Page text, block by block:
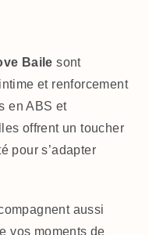
Baile sont
et renforcement
en ABS et
offrent un toucher
pour s’adapter
aussi
vos moments de